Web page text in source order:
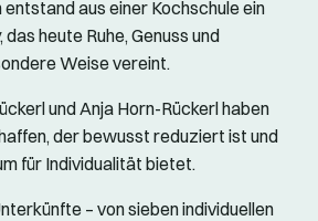
entstand aus einer Kochschule ein
heute Ruhe, Genuss und
Weise vereint.
und Anja Horn-Rückerl haben
der bewusst reduziert ist und
für Individualität bietet.
– von sieben individuellen